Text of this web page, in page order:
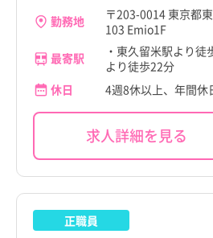
東京都
北海道
新宿区
文京区
台東区
江東区
目黒区
勤務地
〒203-0014 東京都
103 Emio1F
最寄駅
・東久留米駅より徒
より徒歩22分
休日
4週8休以上、年間休
求人詳細を見る
正職員
東京都
北海道
新宿区
文京区
台東区
江東区
目黒区